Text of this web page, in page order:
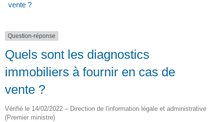
vente ?
Question-réponse
Quels sont les diagnostics
immobiliers à fournir en cas de
vente ?
Vérifié le 14/02/2022 – Direction de l'information légale et administrative
(Premier ministre)